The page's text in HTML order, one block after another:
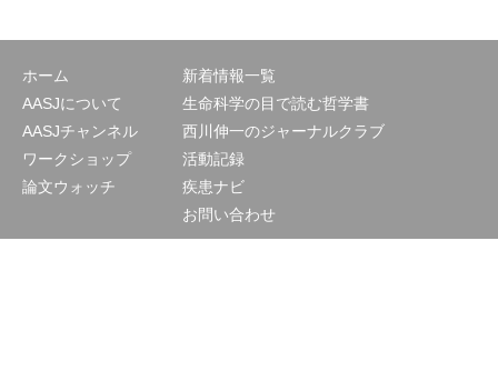
ホーム
AASJについて
AASJチャンネル
ワークショップ
論文ウォッチ
新着情報一覧
生命科学の目で読む哲学書
西川伸一のジャーナルクラブ
活動記録
疾患ナビ
お問い合わせ